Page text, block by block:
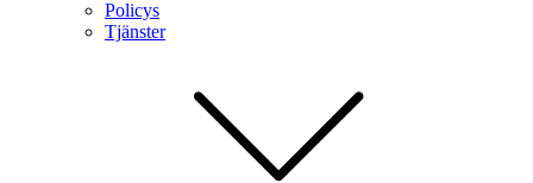
Policys
Tjänster